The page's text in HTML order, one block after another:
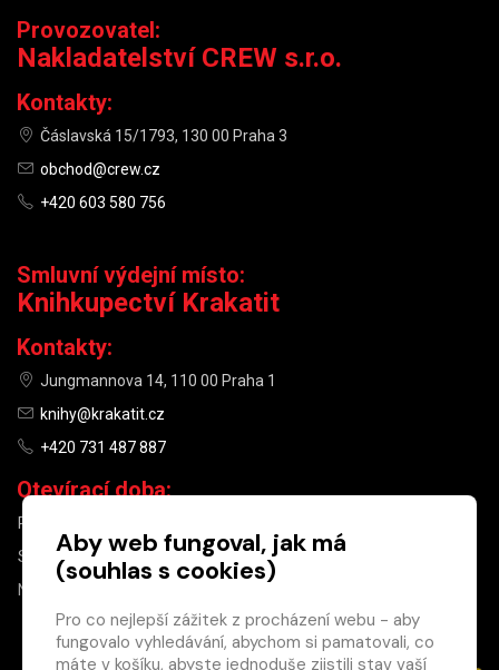
×
Provozovatel:
Nakladatelství CREW s.r.o.
Kontakty:
Čáslavská 15/1793, 130 00 Praha 3
obchod@crew.cz
+420 603 580 756
Smluvní výdejní místo:
Knihkupectví Krakatit
Kontakty:
Jungmannova 14, 110 00 Praha 1
knihy@krakatit.cz
+420 731 487 887
Otevírací doba:
PO–PÁ
SO
10:00–13:00
NE
Aby web fungoval, jak má
(souhlas s cookies)
Pro co nejlepší zážitek z procházení webu - aby
fungovalo vyhledávání, abychom si pamatovali, co
máte v košíku, abyste jednoduše zjistili stav vaší